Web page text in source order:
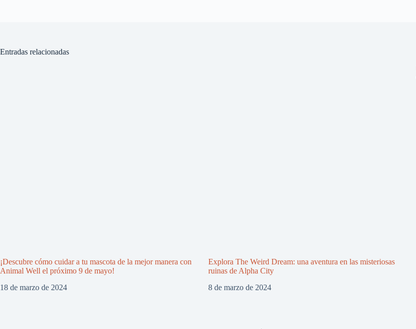
Entradas relacionadas
¡Descubre cómo cuidar a tu mascota de la mejor manera con
Animal Well el próximo 9 de mayo!
18 de marzo de 2024
Explora The Weird Dream: una aventura en las misteriosas
ruinas de Alpha City
8 de marzo de 2024